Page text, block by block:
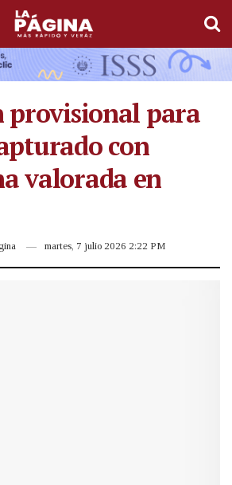
provisional para
con
valorada en
martes, 7 julio 2026 2:22 PM